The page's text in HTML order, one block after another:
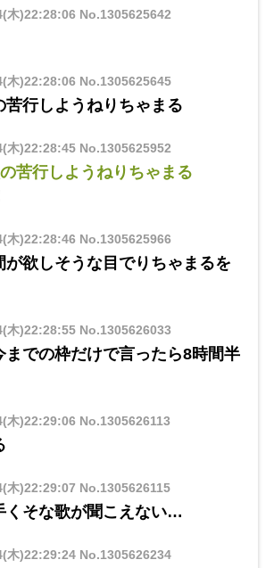
木)22:28:06 No.1305625642
木)22:28:06 No.1305625645
行しようねりちゃまる
木)22:28:45No.1305625952
苦行しようねりちゃまる
木)22:28:46 No.1305625966
が欲しそうな目でりちゃまるを
木)22:28:55No.1305626033
までの枠だけで言ったら8時間半
木)22:29:06 No.1305626113
木)22:29:07 No.1305626115
くそな歌が聞こえない…
木)22:29:24No.1305626234